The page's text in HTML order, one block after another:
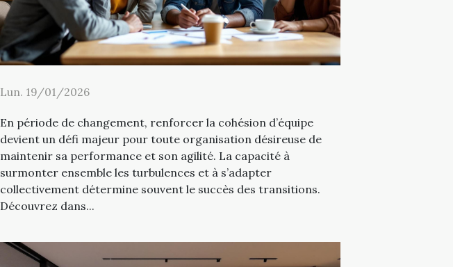
Lun. 19/01/2026
En période de changement, renforcer la cohésion d’équipe
devient un défi majeur pour toute organisation désireuse de
maintenir sa performance et son agilité. La capacité à
surmonter ensemble les turbulences et à s’adapter
collectivement détermine souvent le succès des transitions.
Découvrez dans...